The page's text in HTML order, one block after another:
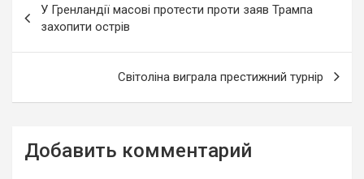
по
записям
У Гренландії масові протести проти заяв Трампа
захопити острів
Світоліна виграла престижний турнір
Добавить комментарий